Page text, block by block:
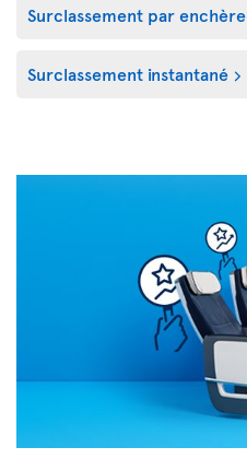
Surclassement par enchère
Surclassement instantané